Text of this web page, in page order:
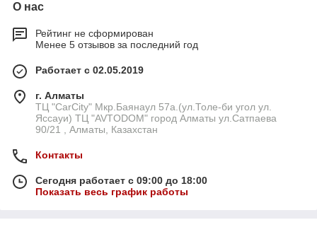
О нас
Рейтинг не сформирован
Менее 5 отзывов за последний год
Работает с 02.05.2019
г. Алматы
ТЦ "CarCity" Мкр.Баянаул 57а.(ул.Толе-би угол ул.
Яссауи) ТЦ "AVTODOM" город Алматы ул.Сатпаева
90/21 , Алматы, Казахстан
Контакты
Сегодня работает с 09:00 до 18:00
Показать весь график работы